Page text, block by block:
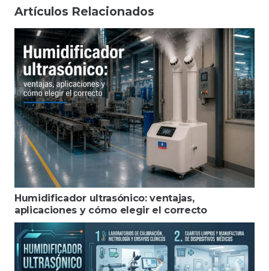
Artículos Relacionados
Humidificador ultrasónico: ventajas,
aplicaciones y cómo elegir el correcto